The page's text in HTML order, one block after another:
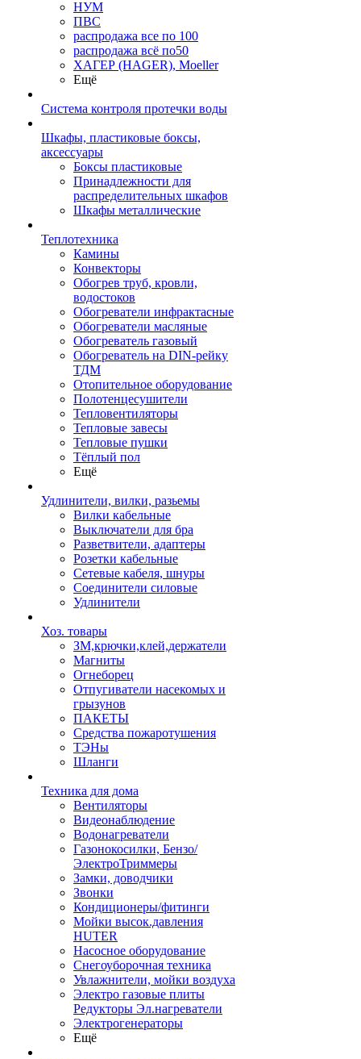
НУМ
ПВС
распродажа все по 100
распродажа всё по50
ХАГЕР (HAGER), Moeller
Ещё
Система контроля протечки воды
Шкафы, пластиковые боксы,
аксессуары
Боксы пластиковые
Принадлежности для
распределительных шкафов
Шкафы металлические
Теплотехника
Камины
Конвекторы
Обогрев труб, кровли,
водостоков
Обогреватели инфрактасные
Обогреватели масляные
Обогреватель газовый
Обогреватель на DIN-рейку
ТДМ
Отопительное оборудование
Полотенцесушители
Тепловентиляторы
Тепловые завесы
Тепловые пушки
Тёплый пол
Ещё
Удлинители, вилки, разьемы
Вилки кабельные
Выключатели для бра
Разветвители, адаптеры
Розетки кабельные
Сетевые кабеля, шнуры
Соединители силовые
Удлинители
Хоз. товары
ЗМ,крючки,клей,держатели
Магниты
Огнеборец
Отпугиватели насекомых и
грызунов
ПАКЕТЫ
Средства пожаротушения
ТЭНы
Шланги
Техника для дома
Вентиляторы
Видеонаблюдение
Водонагреватели
Газонокосилки, Бензо/
ЭлектроТриммеры
Замки, доводчики
Звонки
Кондиционеры/фитинги
Мойки высок.давления
HUTER
Насосное оборудование
Снегоуборочная техника
Увлажнители, мойки воздуха
Электро газовые плиты
Редукторы Эл.нагреватели
Электрогенераторы
Ещё